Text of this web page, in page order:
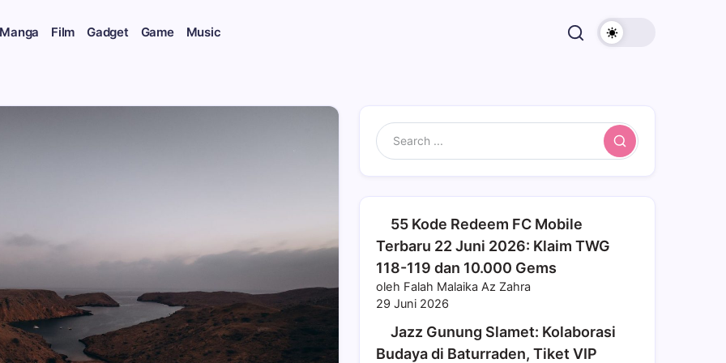
Film Gadget Game Music
Search
55 Kode Redeem FC Mobile
Terbaru 22 Juni 2026: Klaim TWG
118-119 dan 10.000 Gems
oleh Falah Malaika Az Zahra
29 Juni 2026
Jazz Gunung Slamet: Kolaborasi
Budaya di Baturraden, Tiket VIP